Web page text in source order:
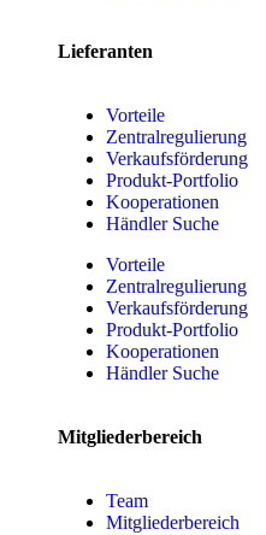
Lieferanten
Vorteile
Zentralregulierung
Verkaufsförderung
Produkt-Portfolio
Kooperationen
Händler Suche
Vorteile
Zentralregulierung
Verkaufsförderung
Produkt-Portfolio
Kooperationen
Händler Suche
Mitgliederbereich
Team
Mitgliederbereich